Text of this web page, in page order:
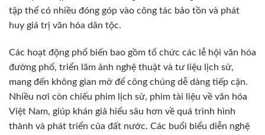
tập thể có nhiều đóng góp vào công tác bảo tồn và phát
huy giá trị văn hóa dân tộc.
Các hoạt động phổ biến bao gồm tổ chức các lễ hội văn hóa
đường phố, triển lãm ảnh nghệ thuật và tư liệu lịch sử,
mang đến không gian mở để công chúng dễ dàng tiếp cận.
Nhiều nơi còn chiếu phim lịch sử, phim tài liệu về văn hóa
Việt Nam, giúp khán giả hiểu sâu hơn về quá trình hình
thành và phát triển của đất nước. Các buổi biểu diễn nghệ